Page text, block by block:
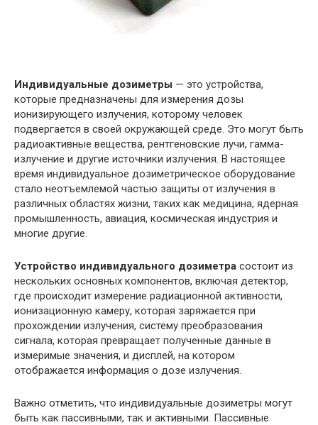
Индивидуальные дозиметры — это устройства,
которые предназначены для измерения дозы
ионизирующего излучения, которому человек
подвергается в своей окружающей среде. Это могут быть
радиоактивные вещества, рентгеновские лучи, гамма-
излучение и другие источники излучения. В настоящее
время индивидуальное дозиметрическое оборудование
стало неотъемлемой частью защиты от излучения в
различных областях жизни, таких как медицина, ядерная
промышленность, авиация, космическая индустрия и
многие другие.
Устройство индивидуального дозиметра состоит из
нескольких основных компонентов, включая детектор,
где происходит измерение радиационной активности,
ионизационную камеру, которая заряжается при
прохождении излучения, систему преобразования
сигнала, которая превращает полученные данные в
измеримые значения, и дисплей, на котором
отображается информация о дозе излучения.
Важно отметить, что индивидуальные дозиметры могут
быть как пассивными, так и активными. Пассивные